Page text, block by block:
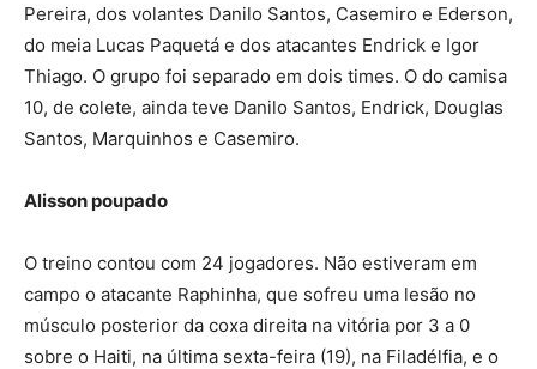
Pereira, dos volantes Danilo Santos, Casemiro e Ederson,
do meia Lucas Paquetá e dos atacantes Endrick e Igor
Thiago. O grupo foi separado em dois times. O do camisa
10, de colete, ainda teve Danilo Santos, Endrick, Douglas
Santos, Marquinhos e Casemiro.
Alisson poupado
O treino contou com 24 jogadores. Não estiveram em
campo o atacante Raphinha, que sofreu uma lesão no
músculo posterior da coxa direita na vitória por 3 a 0
sobre o Haiti, na última sexta-feira (19), na Filadélfia, e o